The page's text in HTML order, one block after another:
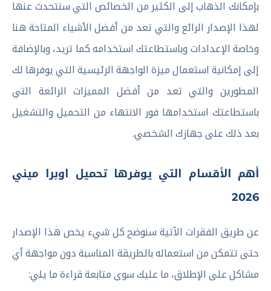
بإمكانك الذهاب إلى الكثير من الخصائص التي سنتحدث عنها
لهذا الإصدار الرائع والتي تعد من أفضل الأشياء المتاحة هنا
وخاصة الإعدادات وباستطاعتك استخدامه كما تريد، وبالإضافة
إلى إمكانية استعمال ميزة الواجهة الرئيسية التي يوفرها لك
المطورين والتي تعد من أفضل المميزات الرائعة التي
باستطاعتك استخدامها فور الانتهاء من التحميل والتشغيل
بعد ذلك على جهازك الشخصي.
أهم الأقسام التي يوفرها تحميل اوبرا ميني
2026
عن طريق الفقرات الآتية سنوضح كل شيء يخص هذا الإصدار
حتى تتمكن من استعماله بالطريقة المناسبة دون مواجهة أي
مشاكل على الإطلاق، ما عليك سوى متابعة قراءة ما يلي: